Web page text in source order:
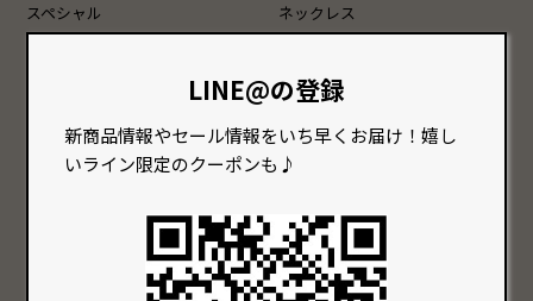
LINE@の登録
新商品情報やセール情報をいち早くお届け！嬉し
いライン限定のクーポンも♪
スペシャル
ネックレス
イヤリング
ヘアピン
ブレスレット
Vaccari[ヴェネチアンガラス]
スペシャル
チェーン・チョーカー